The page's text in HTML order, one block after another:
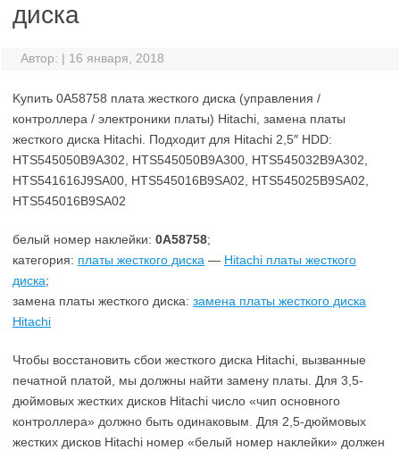
диска
Автор: | 16 января, 2018
Kупить 0A58758 плата жесткого диска (управления /
контроллера / электроники платы) Hitachi, замена платы
жесткого диска Hitachi. Подходит для Hitachi 2,5″ HDD:
HTS545050B9A302, HTS545050B9A300, HTS545032B9A302,
HTS541616J9SA00, HTS545016B9SA02, HTS545025B9SA02,
HTS545016B9SA02
белый номер наклейки: 0A58758;
категория: платы жесткого диска — Hitachi платы жесткого
диска;
замена платы жесткого диска: замена платы жесткого диска
Hitachi
Чтобы восстановить сбои жесткого диска Hitachi, вызванные
печатной платой, мы должны найти замену платы. Для 3,5-
дюймовых жестких дисков Hitachi число «чип основного
контроллера» должно быть одинаковым. Для 2,5-дюймовых
жестких дисков Hitachi номер «белый номер наклейки» должен